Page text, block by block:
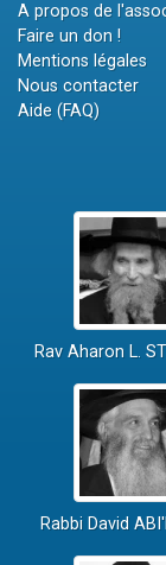
A propos de
Faire un don !
Mentions légales
Nous contacter
Aide (FAQ)
Rav Aharon L.
Rabbi David